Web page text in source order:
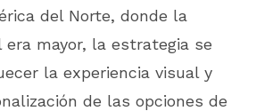
del Norte, donde la
mayor, la estrategia se
la experiencia visual y
de las opciones de